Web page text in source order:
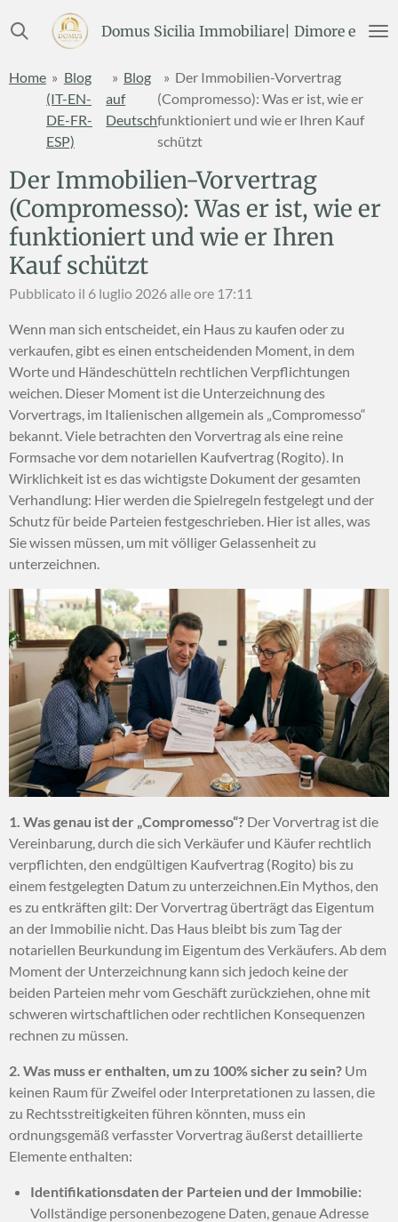
al
principale
Domus Sicilia Immobiliare| Dimore e
Home » Blog
(IT-EN-
DE-FR-
ESP)
» Blog
auf
Deutsch
» Der Immobilien-Vorvertrag
(Compromesso): Was er ist, wie er
funktioniert und wie er Ihren Kauf
schützt
Der Immobilien-Vorvertrag
(Compromesso): Was er ist, wie er
funktioniert und wie er Ihren
Kauf schützt
Pubblicato il 6 luglio 2026 alle ore 17:11
Wenn man sich entscheidet, ein Haus zu kaufen oder zu
verkaufen, gibt es einen entscheidenden Moment, in dem
Worte und Händeschütteln rechtlichen Verpflichtungen
weichen. Dieser Moment ist die Unterzeichnung des
Vorvertrags, im Italienischen allgemein als „Compromesso“
bekannt. Viele betrachten den Vorvertrag als eine reine
Formsache vor dem notariellen Kaufvertrag (Rogito). In
Wirklichkeit ist es das wichtigste Dokument der gesamten
Verhandlung: Hier werden die Spielregeln festgelegt und der
Schutz für beide Parteien festgeschrieben. Hier ist alles, was
Sie wissen müssen, um mit völliger Gelassenheit zu
unterzeichnen.
1. Was genau ist der „Compromesso“? Der Vorvertrag ist die
Vereinbarung, durch die sich Verkäufer und Käufer rechtlich
verpflichten, den endgültigen Kaufvertrag (Rogito) bis zu
einem festgelegten Datum zu unterzeichnen. Ein Mythos, den
es zu entkräften gilt: Der Vorvertrag überträgt das Eigentum
an der Immobilie nicht. Das Haus bleibt bis zum Tag der
notariellen Beurkundung im Eigentum des Verkäufers. Ab dem
Moment der Unterzeichnung kann sich jedoch keine der
beiden Parteien mehr vom Geschäft zurückziehen, ohne mit
schweren wirtschaftlichen oder rechtlichen Konsequenzen
rechnen zu müssen.
2. Was muss er enthalten, um zu 100% sicher zu sein? Um
keinen Raum für Zweifel oder Interpretationen zu lassen, die
zu Rechtsstreitigkeiten führen könnten, muss ein
ordnungsgemäß verfasster Vorvertrag äußerst detaillierte
Elemente enthalten:
Identifikationsdaten der Parteien und der Immobilie:
Vollständige personenbezogene Daten, genaue Adresse